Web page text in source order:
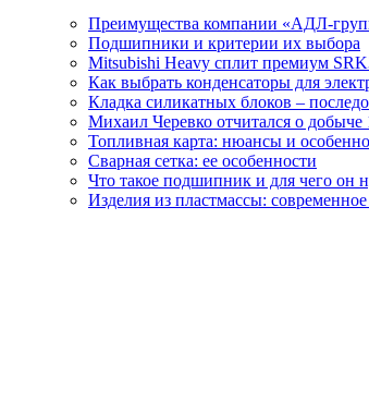
Преимущества компании «АДЛ-
Подшипники и критерии их выбора
Mitsubishi Heavy сплит премиум
Как выбрать конденсаторы для
Кладка силикатных блоков –
Михаил Черевко отчитался о
Топливная карта: нюансы и
Сварная сетка: ее особенности
Что такое подшипник и для чего он
Изделия из пластмассы: